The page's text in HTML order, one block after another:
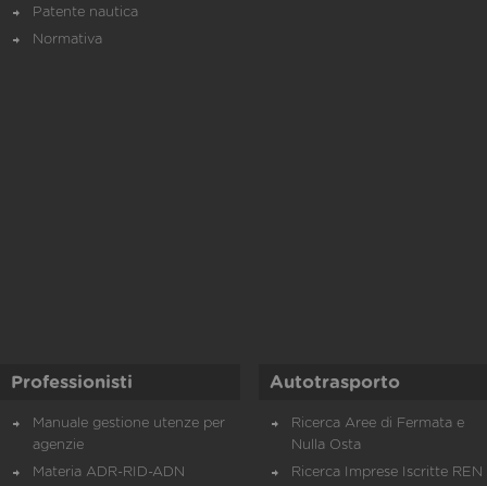
Patente nautica
Normativa
Professionisti
Manuale gestione utenze per
agenzie
Materia ADR-RID-ADN
Autotrasporto
Ricerca Aree di Fermata e
Nulla Osta
Ricerca Imprese Iscritte REN